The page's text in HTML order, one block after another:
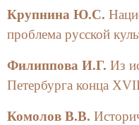
Крупнина Ю.С.
проблема русской
Филиппова И.Г. Из
Петербурга конца
Комолов В.В.